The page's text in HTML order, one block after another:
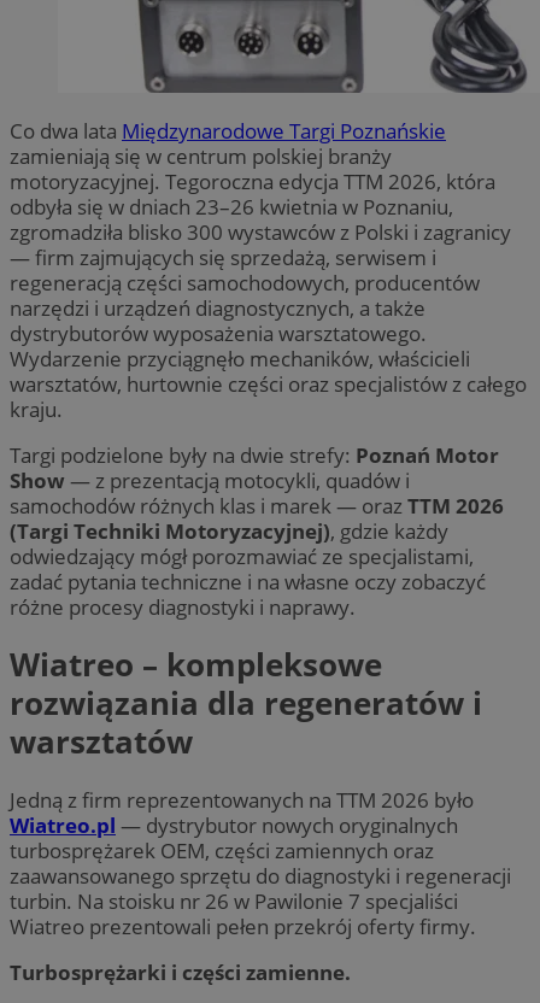
Co dwa lata Międzynarodowe Targi Poznańskie
zamieniają się w centrum polskiej branży
motoryzacyjnej. Tegoroczna edycja TTM 2026, która
odbyła się w dniach 23–26 kwietnia w Poznaniu,
zgromadziła blisko 300 wystawców z Polski i zagranicy
— firm zajmujących się sprzedażą, serwisem i
regeneracją części samochodowych, producentów
narzędzi i urządzeń diagnostycznych, a także
dystrybutorów wyposażenia warsztatowego.
Wydarzenie przyciągnęło mechaników, właścicieli
warsztatów, hurtownie części oraz specjalistów z całego
kraju.
Targi podzielone były na dwie strefy: Poznań Motor
Show — z prezentacją motocykli, quadów i
samochodów różnych klas i marek — orazTTM 2026
(Targi Techniki Motoryzacyjnej), gdzie każdy
odwiedzający mógł porozmawiać ze specjalistami,
zadać pytania techniczne i na własne oczy zobaczyć
różne procesy diagnostyki i naprawy.
Wiatreo – kompleksowe
rozwiązania dla regeneratów i
warsztatów
Jedną z firm reprezentowanych na TTM 2026 było
Wiatreo.pl — dystrybutor nowych oryginalnych
turbosprężarek OEM, części zamiennych oraz
zaawansowanego sprzętu do diagnostyki i regeneracji
turbin. Na stoisku nr 26 w Pawilonie 7 specjaliści
Wiatreo prezentowali pełen przekrój oferty firmy.
Turbosprężarki i części zamienne.